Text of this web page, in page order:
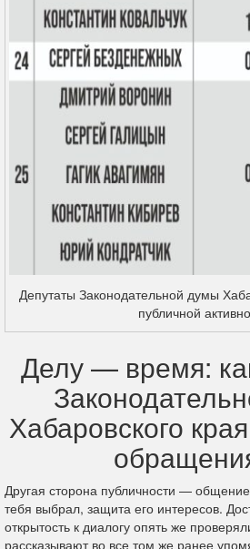
Депутаты Законодательной думы
публичной
Делу — время:
Хабаровского
Другая сторона публичности —
тебя выбрал, защита его интересов.
открытость к диалогу опять же
рассказывают во все том же ранее